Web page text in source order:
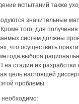
испытаний также
значительные
того, для
систем должны
что осуществить
выбора
стадии их разработки
цель настоящей
проблемы.